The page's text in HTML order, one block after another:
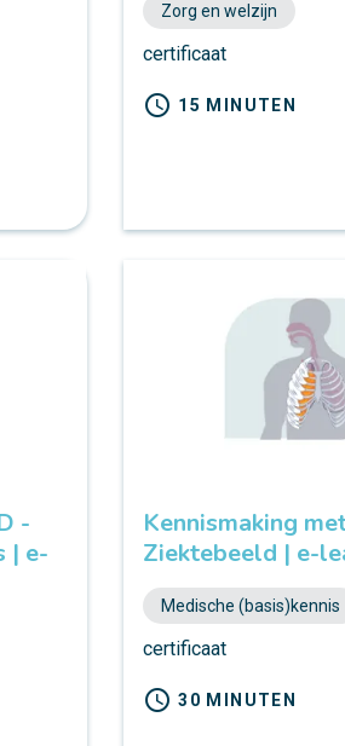
Zorg en welzijn
certificaat
schedule 15 MINUTEN
-
| e-
Kennismaking
Ziektebeeld | e-
Medische (basis)kennis
certificaat
schedule 30 MINUTEN